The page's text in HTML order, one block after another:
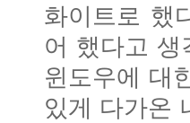
화이트로 했
어 했다고
윈도우에 대
있게 다가온